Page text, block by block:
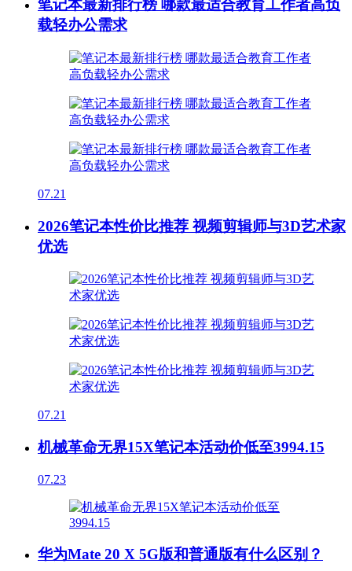
笔记本最新排行榜 哪款最适合教育工作者高负
载轻办公需求
07.21
2026笔记本性价比推荐 视频剪辑师与3D艺术家
优选
07.21
机械革命无界15X笔记本活动价低至3994.15
07.23
华为Mate 20 X 5G版和普通版有什么区别？